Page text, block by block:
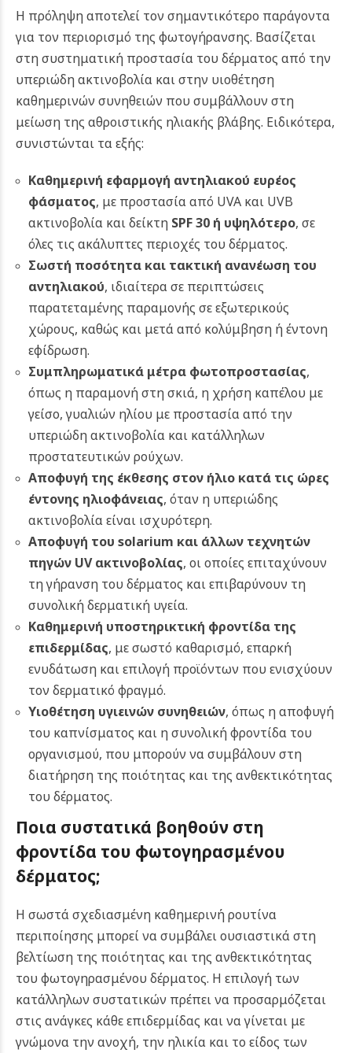
Η πρόληψη αποτελεί τον σημαντικότερο παράγοντα
για τον περιορισμό της φωτογήρανσης. Βασίζεται
στη συστηματική προστασία του δέρματος από την
υπεριώδη ακτινοβολία και στην υιοθέτηση
καθημερινών συνηθειών που συμβάλλουν στη
μείωση της αθροιστικής ηλιακής βλάβης. Ειδικότερα,
συνιστώνται τα εξής:
Καθημερινή εφαρμογή αντηλιακού ευρέος
φάσματος, με προστασία από UVA και UVB
ακτινοβολία και δείκτη SPF 30 ή υψηλότερο, σε
όλες τις ακάλυπτες περιοχές του δέρματος.
Σωστή ποσότητα και τακτική ανανέωση του
αντηλιακού, ιδιαίτερα σε περιπτώσεις
παρατεταμένης παραμονής σε εξωτερικούς
χώρους, καθώς και μετά από κολύμβηση ή έντονη
εφίδρωση.
Συμπληρωματικά μέτρα φωτοπροστασίας,
όπως η παραμονή στη σκιά, η χρήση καπέλου με
γείσο, γυαλιών ηλίου με προστασία από την
υπεριώδη ακτινοβολία και κατάλληλων
προστατευτικών ρούχων.
Αποφυγή της έκθεσης στον ήλιο κατά τις ώρες
έντονης ηλιοφάνειας, όταν η υπεριώδης
ακτινοβολία είναι ισχυρότερη.
Αποφυγή του solarium και άλλων τεχνητών
πηγών UV ακτινοβολίας, οι οποίες επιταχύνουν
τη γήρανση του δέρματος και επιβαρύνουν τη
συνολική δερματική υγεία.
Καθημερινή υποστηρικτική φροντίδα της
επιδερμίδας, με σωστό καθαρισμό, επαρκή
ενυδάτωση και επιλογή προϊόντων που ενισχύουν
τον δερματικό φραγμό.
Υιοθέτηση υγιεινών συνηθειών, όπως η αποφυγή
του καπνίσματος και η συνολική φροντίδα του
οργανισμού, που μπορούν να συμβάλουν στη
διατήρηση της ποιότητας και της ανθεκτικότητας
του δέρματος.
Ποια συστατικά βοηθούν στη
φροντίδα του φωτογηρασμένου
δέρματος;
Η σωστά σχεδιασμένη καθημερινή ρουτίνα
περιποίησης μπορεί να συμβάλει ουσιαστικά στη
βελτίωση της ποιότητας και της ανθεκτικότητας
του φωτογηρασμένου δέρματος. Η επιλογή των
κατάλληλων συστατικών πρέπει να προσαρμόζεται
στις ανάγκες κάθε επιδερμίδας και να γίνεται με
γνώμονα την ανοχή, την ηλικία και το είδος των